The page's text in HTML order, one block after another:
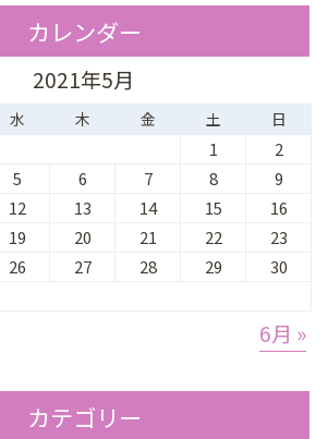
カレンダー
2021年5月
水 木 金 土 日
1
2
5 6 7 8
9
12 13 14 15
16
19 20 21 22
23
26 27 28 29
30
6月 »
カテゴリー